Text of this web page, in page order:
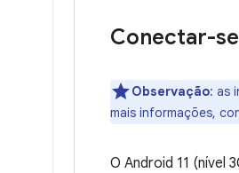
Conectar-
Observação: as
mais informações,
O Android 11 (nível